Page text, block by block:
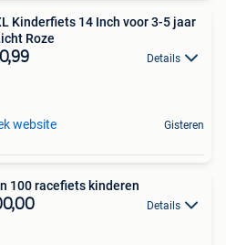
Kinderfiets 14 Inch voor 3-5 jaar
Roze
Details
website Gisteren
100 racefiets kinderen
Details